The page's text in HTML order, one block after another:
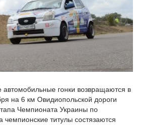
гонки возвращаются в
на 6 км Овидиопольской дороги
Чемпионата Украины по
чемпионские титулы состязаются